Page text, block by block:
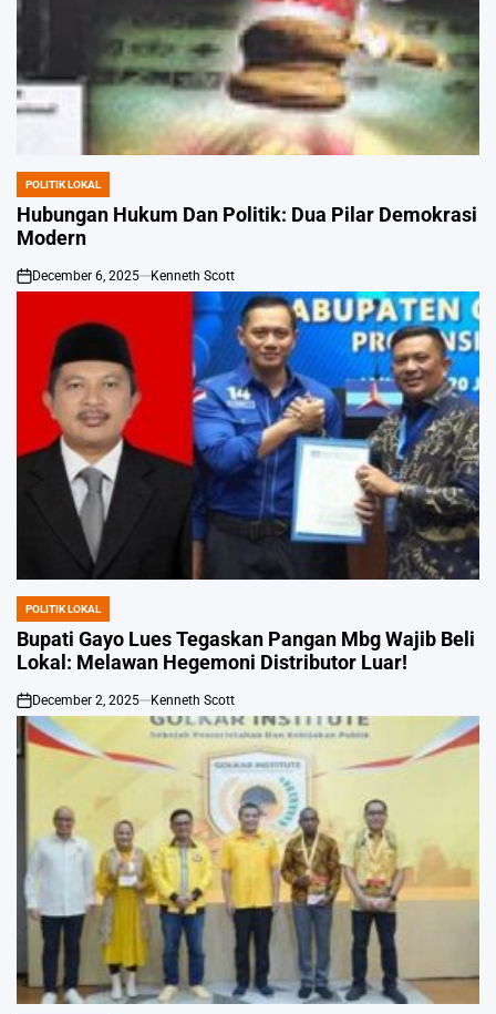
POSTED
IN
POLITIK LOKAL
Hubungan Hukum Dan Politik: Dua Pilar Demokrasi
Modern
on
December 6, 2025 Kenneth Scott
POSTED
IN
POLITIK LOKAL
Bupati Gayo Lues Tegaskan Pangan Mbg Wajib Beli
Lokal: Melawan Hegemoni Distributor Luar!
on
December 2, 2025 Kenneth Scott